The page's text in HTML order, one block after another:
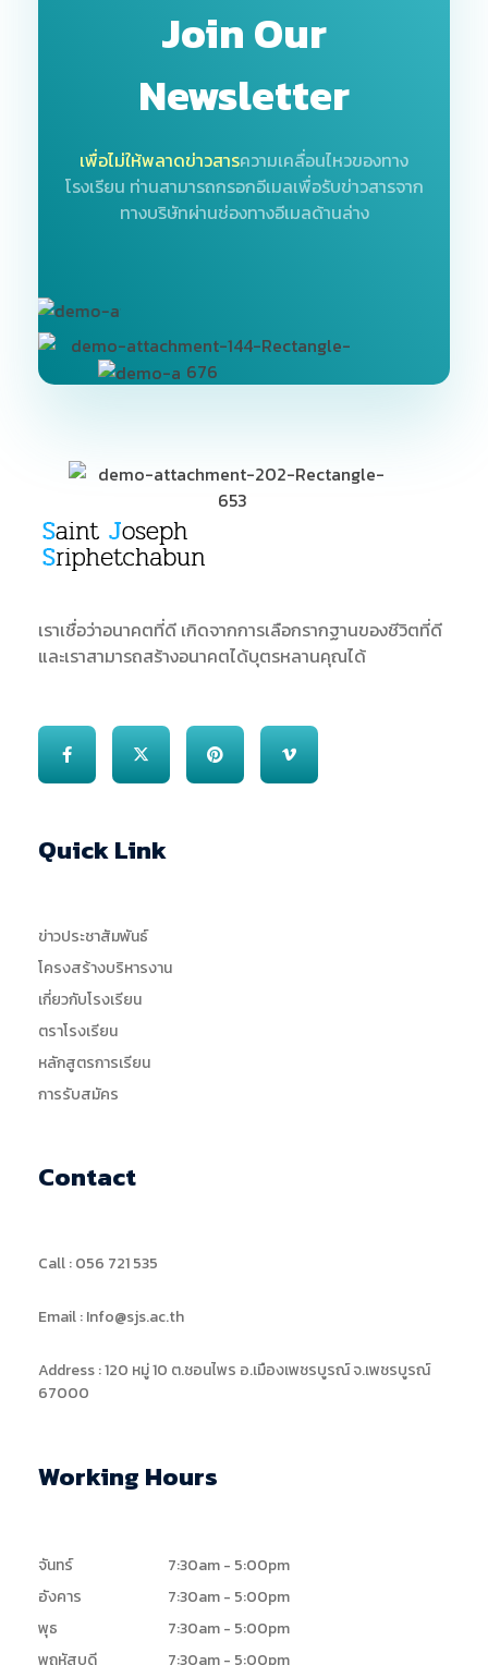
Join Our
Newsletter
เพื่อไม่ให้พลาดข่าวสารความเคลื่อนไหวของทาง
โรงเรียน ท่านสามารถกรอกอีเมลเพื่อรับข่าวสารจาก
ทางบริษัทผ่านช่องทางอีเมลด้านล่าง
เราเชื่อว่าอนาคตที่ดี เกิดจากการเลือกรากฐานของชีวิตที่ดี
และเราสามารถสร้างอนาคตได้บุตรหลานคุณได้
Quick Link
ข่าวประชาสัมพันธ์
โครงสร้างบริหารงาน
เกี่ยวกับโรงเรียน
ตราโรงเรียน
หลักสูตรการเรียน
การรับสมัคร
Contact
Call : 056 721 535
Email : Info@sjs.ac.th
Address : 120 หมู่ 10 ต.ชอนไพร อ.เมืองเพชรบูรณ์ จ.เพชรบูรณ์
67000
Working Hours
จันทร์
7:30am - 5:00pm
อังคาร
7:30am - 5:00pm
พุธ
7:30am - 5:00pm
พฤหัสบดี
7:30am - 5:00pm